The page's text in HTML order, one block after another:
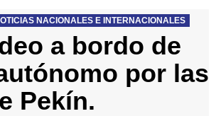
NACIONALES E INTERNACIONALES
a bordo de
por las
Pekín.